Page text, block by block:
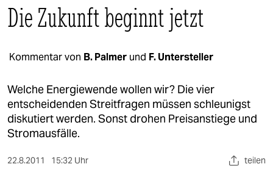
politik
öko
gesellschaft
kultur
sport
berlin
Die Zukunft beginnt jetzt
Kommentar von B. Palmer und F. Untersteller
Welche Energiewende wollen wir? Die vier
entscheidenden Streitfragen müssen schleunigst
diskutiert werden. Sonst drohen Preisanstiege und
Stromausfälle.
22.8.2011 15:32 Uhr teilen